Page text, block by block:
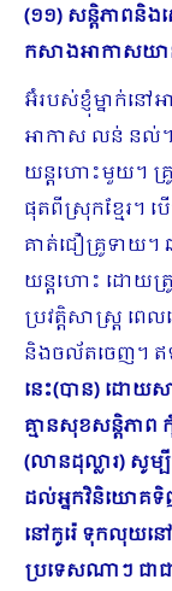
(១១) សន្តិភាពនិង
កសាងអាកាសយាន
អ៊ំរបស់ខ្ញុំម្នាក់នៅ
អាកាស លន់ នល់។
យន្តហោះមួយ។ គ្
ផុតពីស្រុកខ្មែរ។
គាត់ជឿគ្រូទាយ។
យន្តហោះ ដោយត្
ប្រវត្តិសាស្រ្ត ព
និងចល័តចេញ​។
នេះ(បាន) ដោយ
គ្មានសុខសន្តិភាព
(លានដុល្លារ) សូ
ដល់អ្នកវិនិយោគ
នៅកូរ៉េ ទុកលុយន
ប្រទេសណាៗ ជាជ